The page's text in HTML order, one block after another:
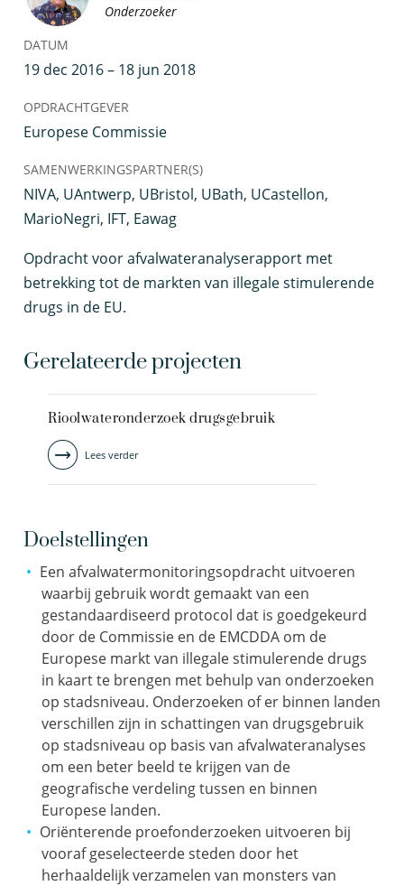
Opdracht voor afvalwateranalyserapport met
betrekking tot de markten van illegale stimulerende
drugs in de EU.
Gerelateerde projecten
Rioolwateronderzoek drugsgebruik
Lees verder
Doelstellingen
Een afvalwatermonitoringsopdracht uitvoeren
waarbij gebruik wordt gemaakt van een
gestandaardiseerd protocol dat is goedgekeurd
door de Commissie en de EMCDDA om de
Europese markt van illegale stimulerende drugs
in kaart te brengen met behulp van onderzoeken
op stadsniveau. Onderzoeken of er binnen landen
verschillen zijn in schattingen van drugsgebruik
op stadsniveau op basis van afvalwateranalyses
om een beter beeld te krijgen van de
geografische verdeling tussen en binnen
Europese landen.
Oriënterende proefonderzoeken uitvoeren bij
vooraf geselecteerde steden door het
herhaaldelijk verzamelen van monsters van
Onderzoeker
DATUM
19 dec 2016 – 18 jun 2018
OPDRACHTGEVER
Europese Commissie
SAMENWERKINGSPARTNER(S)
NIVA, UAntwerp, UBristol, UBath, UCastellon,
MarioNegri, IFT, Eawag